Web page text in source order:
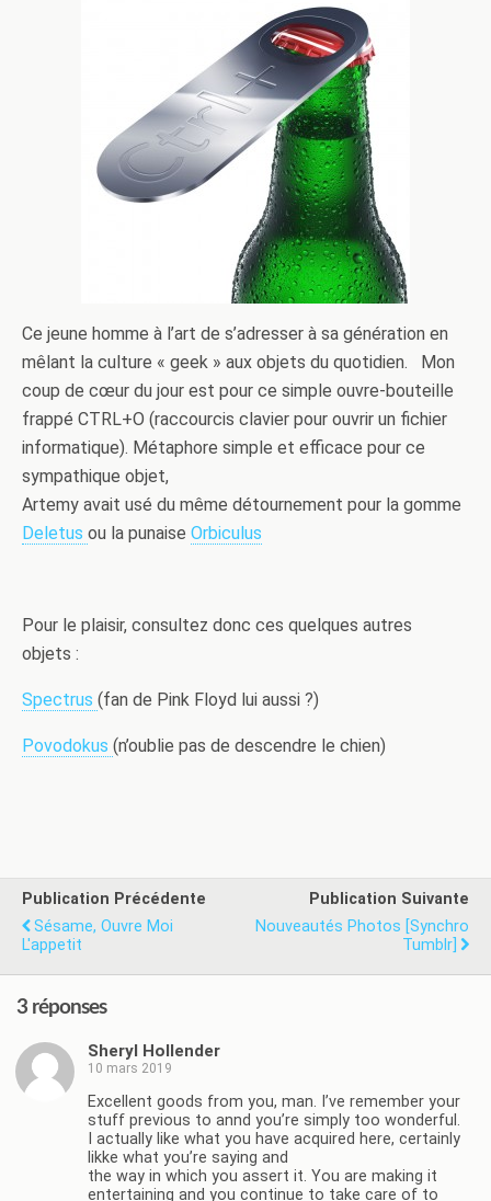
Ce jeune homme à l’art de s’adresser à sa génération en
mêlant la culture « geek » aux objets du quotidien. Mon
coup de cœur du jour est pour ce simple ouvre-bouteille
frappé CTRL+O (raccourcis clavier pour ouvrir un fichier
informatique). Métaphore simple et efficace pour ce
sympathique objet,
Artemy avait usé du même détournement pour la gomme
Deletus ou la punaise Orbiculus
Pour le plaisir, consultez donc ces quelques autres
objets :
Spectrus (fan de Pink Floyd lui aussi ?)
Povodokus (n’oublie pas de descendre le chien)
Publication Précédente
Sésame, Ouvre Moi
L'appetit
Publication Suivante
Nouveautés Photos [Synchro
Tumblr]
3 réponses
Sheryl Hollender
10 mars 2019
Excellent goods from you, man. I’ve remember your
stuff previous to annd you’re simply too wonderful.
I actually like what you have acquired here, certainly
likke what you’re saying and
the way in which you assert it. You are making it
entertaining and you continue to take care of to